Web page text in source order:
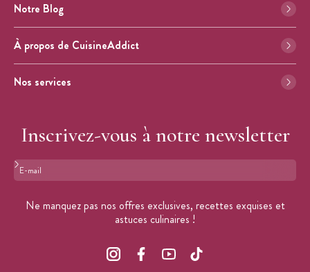
Notre Blog
À propos de CuisineAddict
Nos services
Inscrivez-vous à notre newsletter
Format : adresse@email.com
Ne manquez pas nos offres exclusives, recettes exquises et
astuces culinaires !